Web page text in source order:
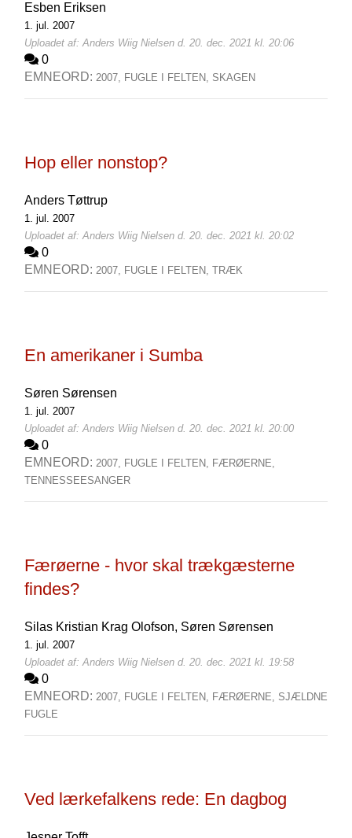
Esben Eriksen
1. jul. 2007
Uploadet af: Anders Wiig Nielsen d. 20. dec. 2021 kl. 20:06
0
EMNEORD: 2007, FUGLE I FELTEN, SKAGEN
Hop eller nonstop?
Anders Tøttrup
1. jul. 2007
Uploadet af: Anders Wiig Nielsen d. 20. dec. 2021 kl. 20:02
0
EMNEORD: 2007, FUGLE I FELTEN, TRÆK
En amerikaner i Sumba
Søren Sørensen
1. jul. 2007
Uploadet af: Anders Wiig Nielsen d. 20. dec. 2021 kl. 20:00
0
EMNEORD: 2007, FUGLE I FELTEN, FÆRØERNE,
TENNESSEESANGER
Færøerne - hvor skal trækgæsterne
findes?
Silas Kristian Krag Olofson, Søren Sørensen
1. jul. 2007
Uploadet af: Anders Wiig Nielsen d. 20. dec. 2021 kl. 19:58
0
EMNEORD: 2007, FUGLE I FELTEN, FÆRØERNE, SJÆLDNE
FUGLE
Ved lærkefalkens rede: En dagbog